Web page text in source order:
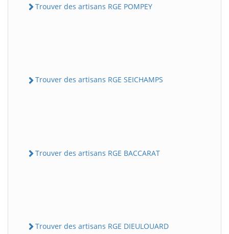
Trouver des artisans RGE POMPEY
Trouver des artisans RGE SEICHAMPS
Trouver des artisans RGE BACCARAT
Trouver des artisans RGE DIEULOUARD